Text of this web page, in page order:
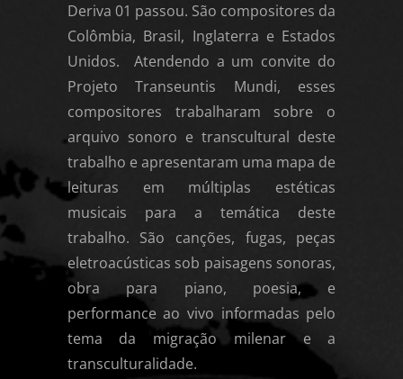
Deriva 01 passou. São compositores da
Colômbia, Brasil, Inglaterra e Estados
Unidos. Atendendo a um convite do
Projeto Transeuntis Mundi, esses
compositores trabalharam sobre o
arquivo sonoro e transcultural deste
trabalho e apresentaram uma mapa de
leituras em múltiplas estéticas
musicais para a temática deste
trabalho. São canções, fugas, peças
eletroacústicas sob paisagens sonoras,
obra para piano, poesia, e
performance ao vivo informadas pelo
tema da migração milenar e a
transculturalidade.